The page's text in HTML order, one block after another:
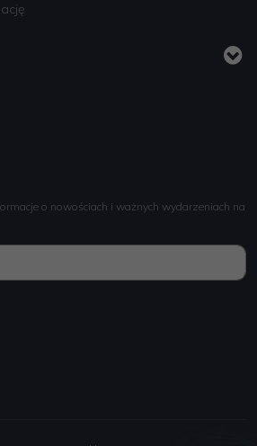
o nowościach i ważnych wydarzeniach na